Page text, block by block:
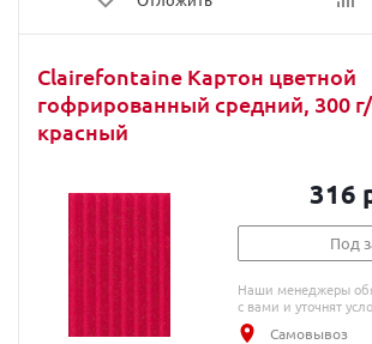
Clairefontaine Картон цветной
гофрированный средний, 300
красный
316
Под
Наши менеджеры
с вами и уточнят
Самовывоз